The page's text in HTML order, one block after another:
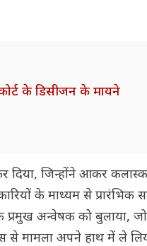
के डिसीजन के मायने
दिया, जिन्होंने आकर
के माध्यम से प्रारंभिक
प्रमुख अन्वेषक को बुलाया,
से मामला अपने हाथ में ले